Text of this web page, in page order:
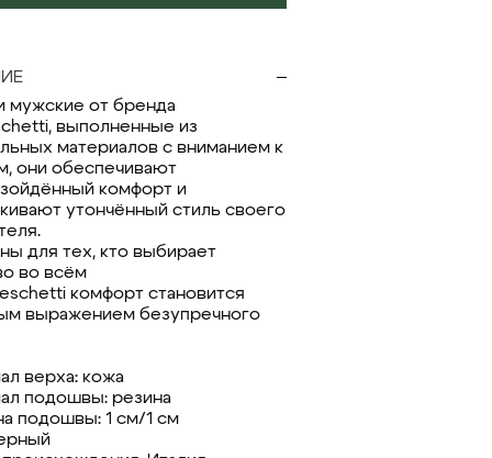
мужские от бренда
выполненные из
материалов с вниманием к
они обеспечивают
комфорт и
утончённый стиль своего
для тех, кто выбирает
во всём
комфорт становится
выражением безупречного
верха: кожа
подошвы: резина
подошвы: 1 см/1 см